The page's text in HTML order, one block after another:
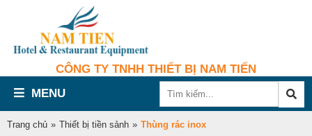
CÔNG TY TNHH THIẾT BỊ NAM TIẾN
MENU
Trang chủ » Thiết bị tiền sảnh » Thùng rác inox